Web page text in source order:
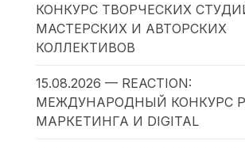
КОНКУРС ТВОРЧЕСКИХ
МАСТЕРСКИХ И АВТОРСКИХ
КОЛЛЕКТИВОВ
15.08.2026 — REACTION:
МЕЖДУНАРОДНЫЙ КОНКУРС
МАРКЕТИНГА И DIGITAL